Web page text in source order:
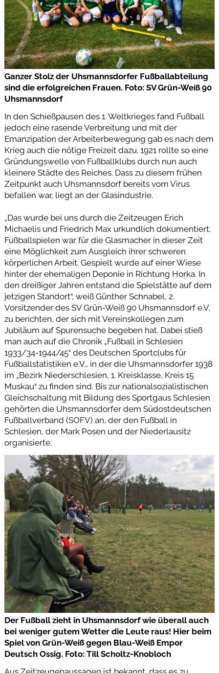
Ganzer Stolz der Uhsmannsdorfer Fußballabteilung
sind die erfolgreichen Frauen. Foto: SV Grün-Weiß 90
Uhsmannsdorf
In den Schießpausen des 1. Weltkrieges fand Fußball
jedoch eine rasende Verbreitung und mit der
Emanzipation der Arbeiterbewegung gab es nach dem
Krieg auch die nötige Freizeit dazu. 1921 rollte so eine
Gründungswelle von Fußballklubs durch nun auch
kleinere Städte des Reiches. Dass zu diesem frühen
Zeitpunkt auch Uhsmannsdorf bereits vom Virus
befallen war, liegt an der Glasindustrie.
„Das wurde bei uns durch die Zeitzeugen Erich
Michaelis und Friedrich Max urkundlich dokumentiert.
Fußballspielen war für die Glasmacher in dieser Zeit
eine Möglichkeit zum Ausgleich ihrer schweren
körperlichen Arbeit. Gespielt wurde auf einer Wiese
hinter der ehemaligen Deponie in Richtung Horka. In
den dreißiger Jahren entstand die Spielstätte auf dem
jetzigen Standort“, weiß Günther Schnabel, 2.
Vorsitzender des SV Grün-Weiß 90 Uhsmannsdorf e.V.
zu berichten, der sich mit Vereinskollegen zum
Jubiläum auf Spurensuche begeben hat. Dabei stieß
man auch auf die Chronik „Fußball in Schlesien
1933/34-1944/45“ des Deutschen Sportclubs für
Fußballstatistiken e.V., in der die Uhsmannsdorfer 1938
im „Bezirk Niederschlesien, 1. Kreisklasse, Kreis 15
Muskau“ zu finden sind. Bis zur nationalsozialistischen
Gleichschaltung mit Bildung des Sportgaus Schlesien
gehörten die Uhsmannsdorfer dem Südostdeutschen
Fußballverband (SOFV) an, der den Fußball in
Schlesien, der Mark Posen und der Niederlausitz
organisierte.
Der Fußball zieht in Uhsmannsdorf wie überall auch
bei weniger gutem Wetter die Leute raus! Hier beim
Spiel von Grün-Weiß gegen Blau-Weiß Empor
Deutsch Ossig. Foto: Till Scholtz-Knobloch